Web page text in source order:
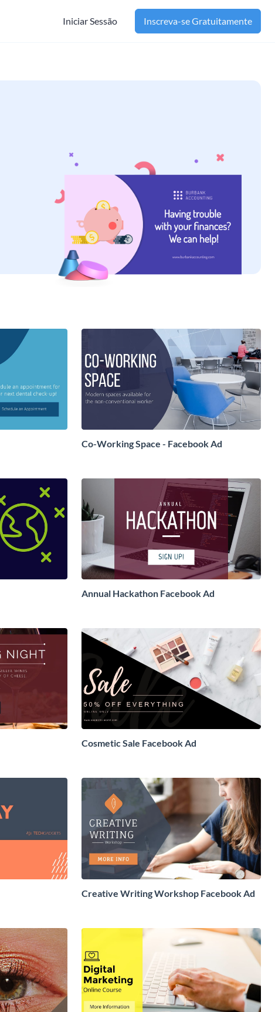
Iniciar Sessão Inscreva-se Gratuitamente
Co-Working Space - Facebook Ad
Annual Hackathon Facebook Ad
Cosmetic Sale Facebook Ad
Creative Writing Workshop Facebook Ad